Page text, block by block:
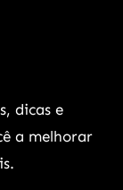
dicas e
a melhorar